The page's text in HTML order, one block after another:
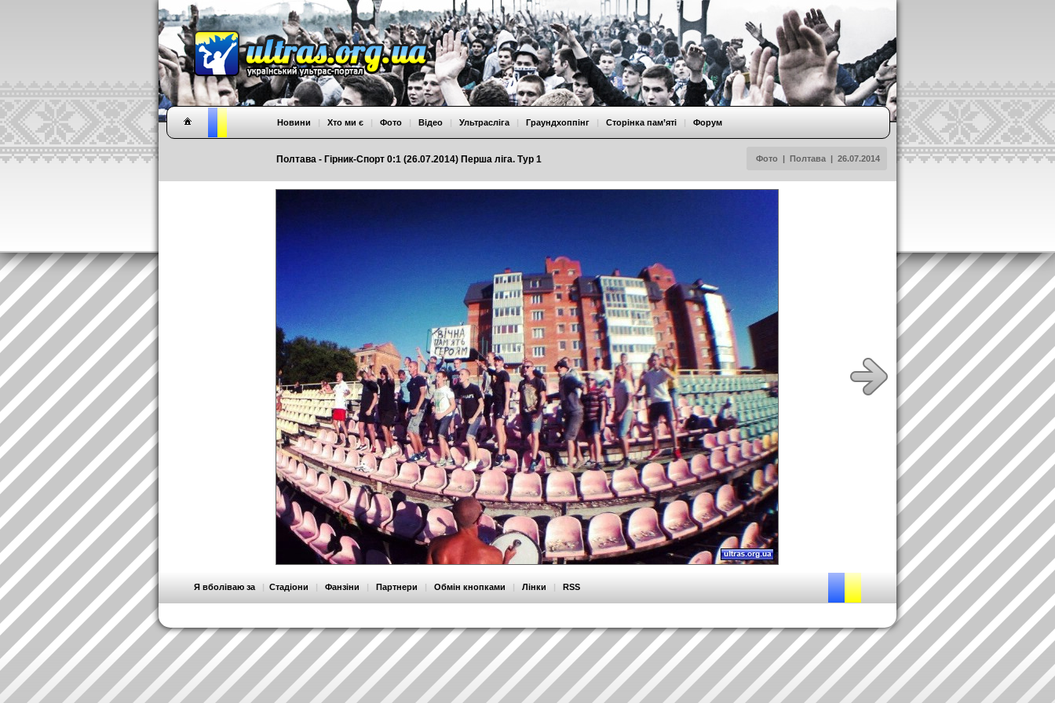
Полтава - Гірник-Спорт 0:1 (26.07.2014) Перша ліга. Тур 1 Фото | Полтава | 26.07.2014
Новини | Хто ми є | Фото | Відео | Ультрасліга | Граундхоппінг | Сторінка пам’яті | Форум
Я вболіваю за | Стадіони | Фанзіни | Партнери | Обмін кнопками | Лінки | RSS